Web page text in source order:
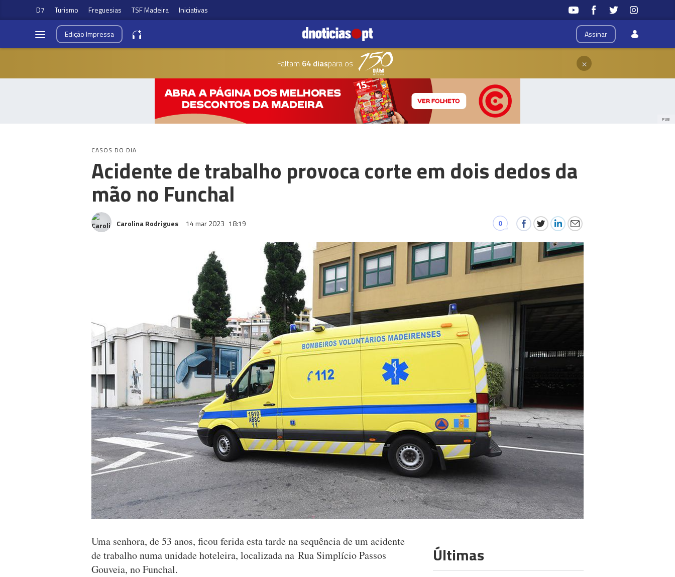
D7 Turismo Freguesias TSF Madeira Iniciativas
Assinar
EdiçãoImpressa
Faltam 64 diaspara os ×
PUB
CASOS DO DIA
Acidente de trabalho provoca corte em dois dedos da
mão no Funchal
Carolina Rodrigues 14 mar 2023 18:19 0
Uma senhora, de 53 anos, ficou ferida esta tarde na sequência de um acidente
de trabalho numa unidade hoteleira, localizada na Rua Simplício Passos
Gouveia, no Funchal.
Últimas